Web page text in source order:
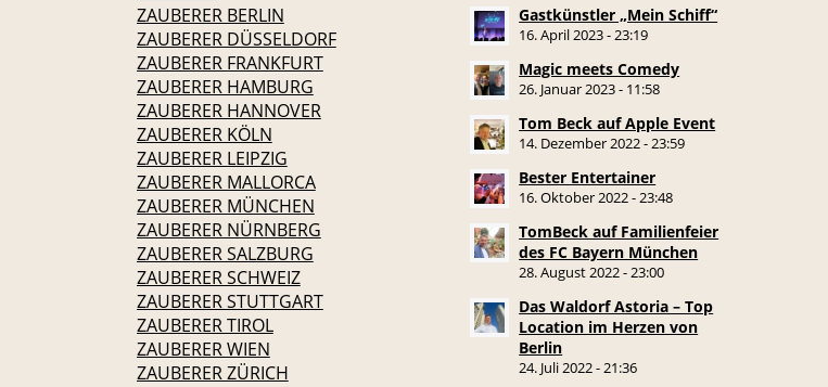
ZAUBERER BERLIN
ZAUBERER DÜSSELDORF
ZAUBERER FRANKFURT
ZAUBERER HAMBURG
ZAUBERER HANNOVER
ZAUBERER KÖLN
ZAUBERER LEIPZIG
ZAUBERER MALLORCA
ZAUBERER MÜNCHEN
ZAUBERER NÜRNBERG
ZAUBERER SALZBURG
ZAUBERER SCHWEIZ
ZAUBERER STUTTGART
ZAUBERER TIROL
ZAUBERER WIEN
ZAUBERER ZÜRICH
Gastkünstler „Mein Schiff“
16. April 2023 - 23:19
Magic meets Comedy
26. Januar 2023 - 11:58
Tom Beck auf Apple Event
14. Dezember 2022 - 23:59
Bester Entertainer
16. Oktober 2022 - 23:48
TomBeck auf Familienfeier
des FC Bayern München
28. August 2022 - 23:00
Das Waldorf Astoria – Top
Location im Herzen von
Berlin
24. Juli 2022 - 21:36